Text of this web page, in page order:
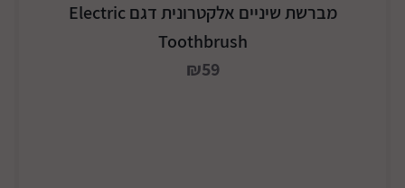
מברשת שיניים אלקטרונית דגם Electric
Toothbrush
₪59